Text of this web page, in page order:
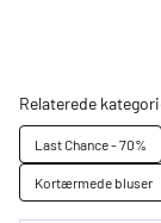
Relaterede
Last Chance - 70%
Kortærmede bluser